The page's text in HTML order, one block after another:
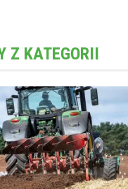
Z KATEGORII